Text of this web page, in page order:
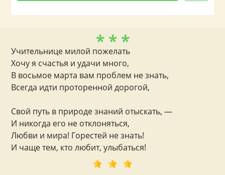
* * *
Учительнице милой пожелать
Хочу я счастья и удачи много,
В восьмое марта вам проблем не знать,
Всегда идти проторенной дорогой,
Свой путь в природе знаний отыскать, —
И никогда его не отклоняться,
Любви и мира! Горестей не знать!
И чаще тем, кто любит, улыбаться!